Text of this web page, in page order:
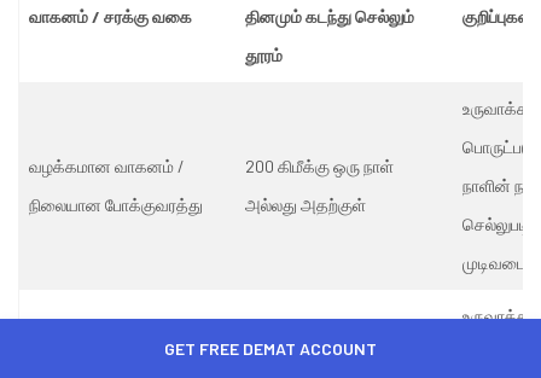
வாகனம் / சரக்கு வகை
தினமும் கடந்து செல்லும்
தூரம்
குறிப்புகள்
வழக்கமான வாகனம் /
நிலையான போக்குவரத்து
200 கிமீக்கு ஒரு நாள்
அல்லது அதற்குள்
உருவாக்க
நாளின்
உருவாக்க
GET FREE DEMAT ACCOUNT